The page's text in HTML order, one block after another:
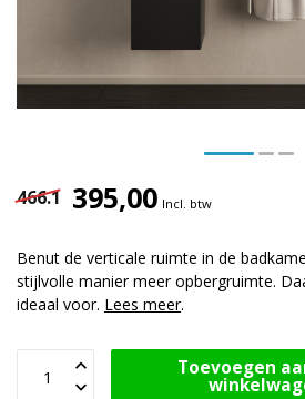
466.1 395,00 Incl. btw
Benut de verticale ruimte in de
stijlvolle manier meer opbergruimte.
ideaal voor. Lees meer.
Toevoegen